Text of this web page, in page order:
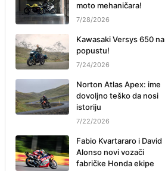
moto mehaničara!
7/28/2026
Kawasaki Versys 650 na
popustu!
7/24/2026
Norton Atlas Apex: ime
dovoljno teško da nosi
istoriju
7/22/2026
Fabio Kvartararo i David
Alonso novi vozači
fabričke Honda ekipe